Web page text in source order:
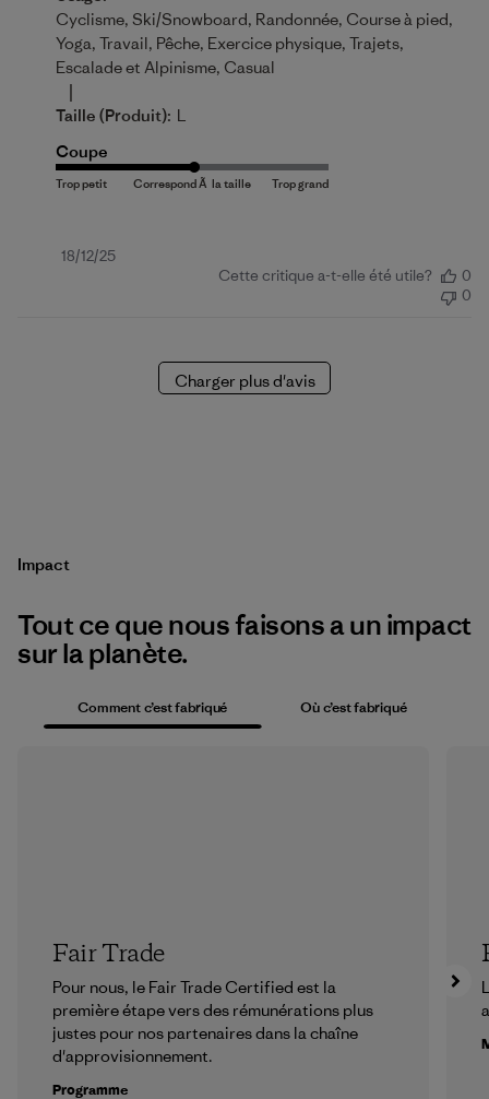
Cyclisme, Ski/Snowboard, Randonnée, Course à pied,
Yoga, Travail, Pêche, Exercice physique, Trajets,
Escalade et Alpinisme, Casual
|
Taille (produit): L
Coupe
Date
18/12/25
Cette critique a-t-elle été utile?
0
0
Charger plus d'avis
Impact
Tout ce que nous faisons a un impact
sur la planète.
Comment c’est fabriqué Où c’est fabriqué
Fair Trade
Pour nous, le Fair Trade Certified est la
première étape vers des rémunérations plus
justes pour nos partenaires dans la chaîne
d'approvisionnement.
Programme